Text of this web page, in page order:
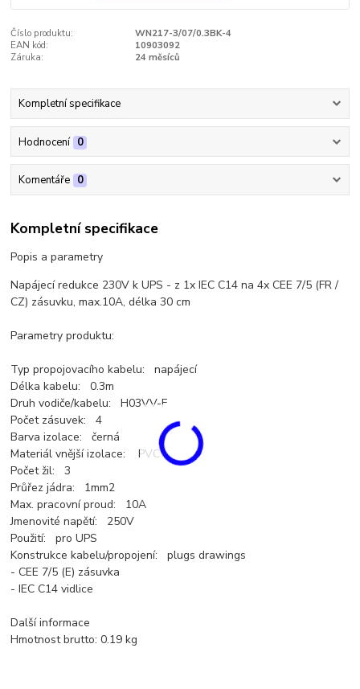
Číslo produktu:
WN217-3/07/0.3BK-4
EAN kód:
10903092
Záruka:
24 měsíců
Kompletní specifikace
Hodnocení 0
Komentáře 0
Kompletní specifikace
Popis a parametry
Napájecí redukce 230V k UPS - z 1x IEC C14 na 4x CEE 7/5 (FR /
CZ) zásuvku, max.10A, délka 30 cm
Parametry produktu:
Typ propojovacího kabelu: napájecí
Délka kabelu: 0.3m
Druh vodiče/kabelu: H03VV-F
Počet zásuvek: 4
Barva izolace: černá
Materiál vnější izolace: PVC
Počet žil: 3
Průřez jádra: 1mm2
Max. pracovní proud: 10A
Jmenovité napětí: 250V
Použití: pro UPS
Konstrukce kabelu/propojení: plugs drawings
- CEE 7/5 (E) zásuvka
- IEC C14 vidlice
Další informace
Hmotnost brutto: 0.19 kg